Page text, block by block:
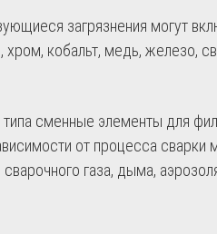
загрязнения могут
кобальт, медь, железо,
сменные элементы для
от процесса
газа, дыма,